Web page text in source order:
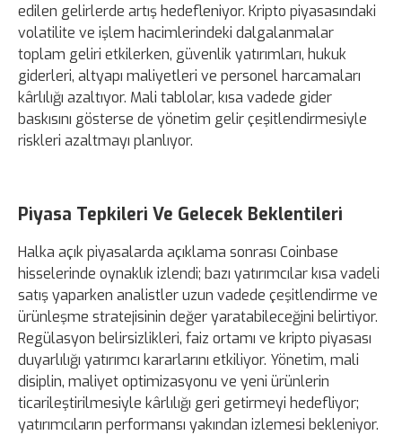
edilen gelirlerde artış hedefleniyor. Kripto piyasasındaki
volatilite ve işlem hacimlerindeki dalgalanmalar
toplam geliri etkilerken, güvenlik yatırımları, hukuk
giderleri, altyapı maliyetleri ve personel harcamaları
kârlılığı azaltıyor. Mali tablolar, kısa vadede gider
baskısını gösterse de yönetim gelir çeşitlendirmesiyle
riskleri azaltmayı planlıyor.
Piyasa Tepkileri Ve Gelecek Beklentileri
Halka açık piyasalarda açıklama sonrası Coinbase
hisselerinde oynaklık izlendi; bazı yatırımcılar kısa vadeli
satış yaparken analistler uzun vadede çeşitlendirme ve
ürünleşme stratejisinin değer yaratabileceğini belirtiyor.
Regülasyon belirsizlikleri, faiz ortamı ve kripto piyasası
duyarlılığı yatırımcı kararlarını etkiliyor. Yönetim, mali
disiplin, maliyet optimizasyonu ve yeni ürünlerin
ticarileştirilmesiyle kârlılığı geri getirmeyi hedefliyor;
yatırımcıların performansı yakından izlemesi bekleniyor.